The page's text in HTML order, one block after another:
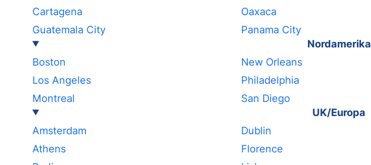
Cartagena
Guatemala City
Oaxaca
Panama City
Nordamerika
Boston
Los Angeles
Montreal
New Orleans
Philadelphia
San Diego
UK/Europa
Amsterdam
Athens
Dublin
Florence